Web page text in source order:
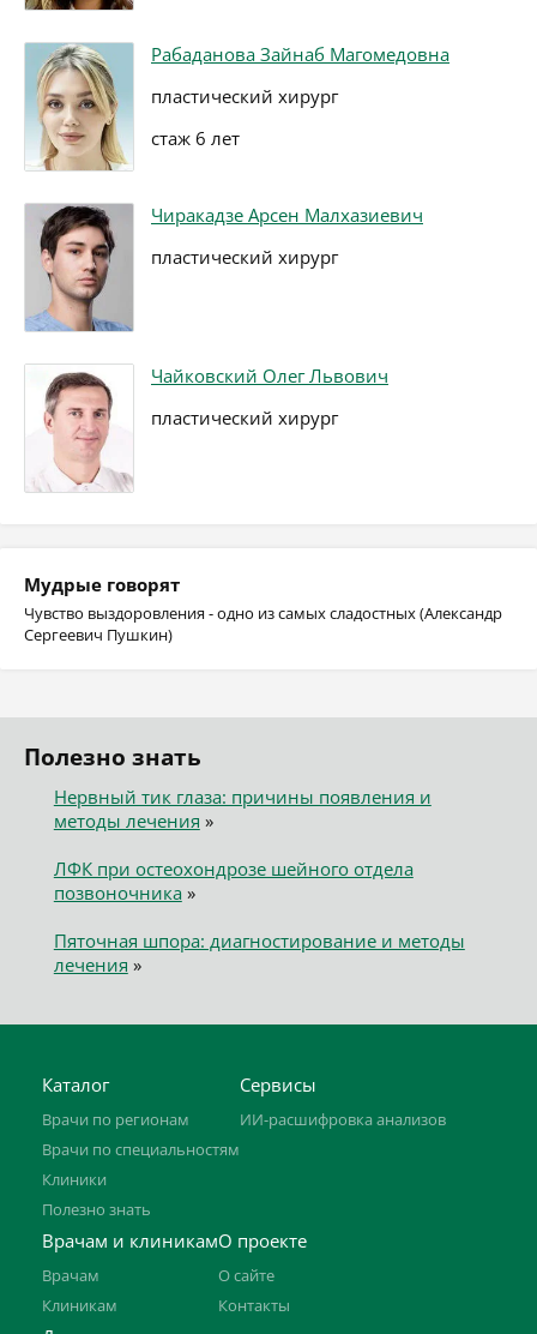
Рабаданова Зайнаб Магомедовна
пластический хирург
стаж 6 лет
Чиракадзе Арсен Малхазиевич
пластический хирург
Чайковский Олег Львович
пластический хирург
Мудрые говорят
Чувство выздоровления - одно из самых сладостных (Александр
Сергеевич Пушкин)
Полезно знать
Нервный тик глаза: причины появления и
методы лечения »
ЛФК при остеохондрозе шейного отдела
позвоночника»
Пяточная шпора: диагностирование и методы
лечения »
Каталог
Врачи по регионам
Врачи по специальностям
Клиники
Полезно знать
Сервисы
ИИ-расшифровка анализов
Врачам и клиникам
Врачам
Клиникам
О проекте
О сайте
Контакты